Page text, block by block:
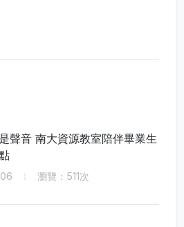
聲音 南大資源教室陪伴畢業生
瀏覽：511次